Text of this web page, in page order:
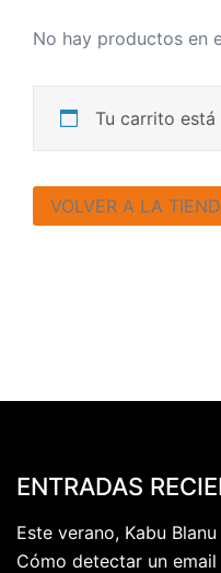
No hay productos en
Tu carrito está
VOLVER A LA
ENTRADAS
Este verano, Kabu
Cómo detectar un